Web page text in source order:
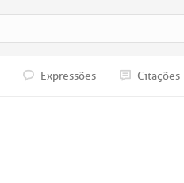
Expressões Citações